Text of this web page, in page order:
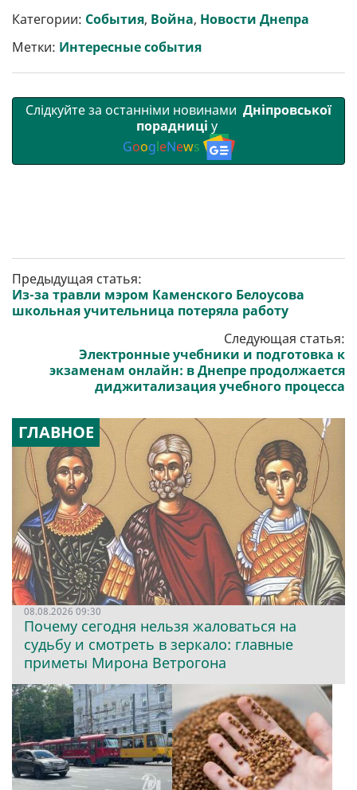
р
и
и
b
o
o
k
t
e
l g
r
a
m
s
A
p
r l
Категории: События, Война, Новости Днепра
Метки: Интересные события
Слідкуйте за останніми новинами Дніпровської
порадниці у
GoogleNews
Предыдущая статья:
Из-за травли мэром Каменского Белоусова
школьная учительница потеряла работу
Следующая статья:
Электронные учебники и подготовка к
экзаменам онлайн: в Днепре продолжается
диджитализация учебного процесса
ГЛАВНОЕ
08.08.2026 09:30
Почему сегодня нельзя жаловаться на
судьбу и смотреть в зеркало: главные
приметы Мирона Ветрогона